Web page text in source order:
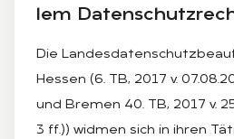
lem
Die
Hessen (6. TB, 2017 v.
und Bremen 40. TB, 2017 v.
3 ff.)) widmen sich in ihren